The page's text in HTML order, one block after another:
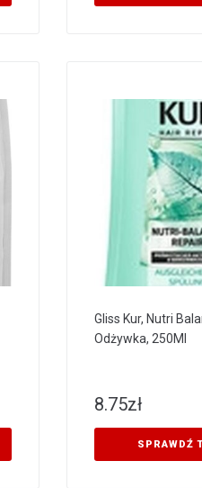
Gliss Kur, Nutri
Odżywka, 250Ml
8.75zł
SPRAWDŹ